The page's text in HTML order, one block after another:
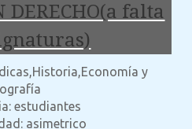
DERECHO(a falta
y
estudiantes
asimetrico